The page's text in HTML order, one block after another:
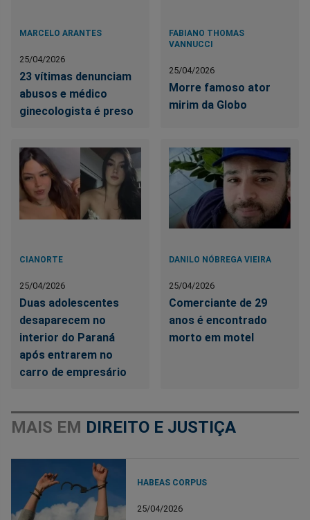
MARCELO ARANTES
25/04/2026
23 vítimas denunciam
abusos e médico
ginecologista é preso
FABIANO THOMAS
VANNUCCI
25/04/2026
Morre famoso ator
mirim da Globo
CIANORTE
25/04/2026
Duas adolescentes
desaparecem no
interior do Paraná
após entrarem no
carro de empresário
DANILO NÓBREGA VIEIRA
25/04/2026
Comerciante de 29
anos é encontrado
morto em motel
MAIS EM DIREITO E JUSTIÇA
HABEAS CORPUS
25/04/2026